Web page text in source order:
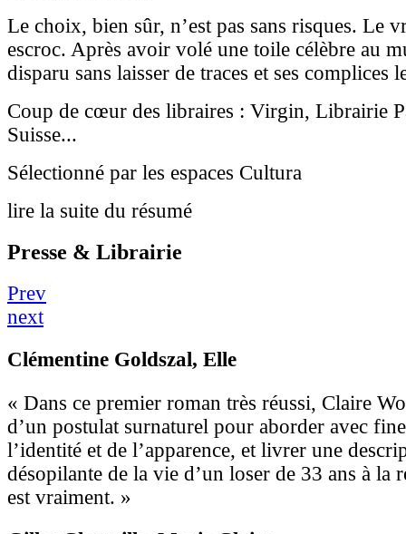
Le choix, bien sûr, n’est pas sans risques. Le
escroc. Après avoir volé une toile célèbre au
disparu sans laisser de traces et ses complices
Coup de cœur des libraires : Virgin, Librairie
Suisse...
Sélectionné par les espaces Cultura
lire la suite du résumé
Presse & Librairie
Prev
next
Clémentine Goldszal, Elle
« Dans ce premier roman très réussi, Claire
d’un postulat surnaturel pour aborder avec
l’identité et de l’apparence, et livrer une
désopilante de la vie d’un loser de 33 ans à la
est vraiment. »